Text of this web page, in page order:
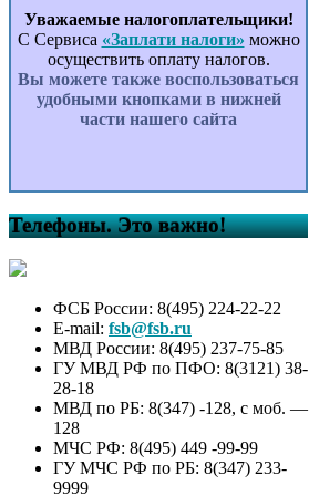
имущественного характера,
представляемых
муниципальными служащими
сельского поселения
Килимовский сельсовет
муниципального района
Интернет на официальном
сайте Администрации
муниципального района
Буздякский район и
предоставления этих
сведений для опубликования
средствам массовой
информации в порядке,
определяемом
муниципальными правовыми
актами, принятыми в
соответствии с
Уважаемые налогоплательщики!
С Сервиса «Заплати налоги» можно
осуществить оплату налогов.
Вы можете также воспользоваться
удобными кнопками в нижней
части нашего сайта
Телефоны. Это важно!
ФСБ России: 8(495) 224-22-22
E-mail: fsb@fsb.ru
МВД России: 8(495) 237-75-85
ГУ МВД РФ по ПФО: 8(3121) 38-
28-18
МВД по РБ: 8(347) -128, с моб. —
128
МЧС РФ: 8(495) 449 -99-99
ГУ МЧС РФ по РБ: 8(347) 233-
9999